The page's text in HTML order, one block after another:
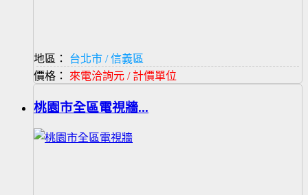
地區：
台北市 / 信義區
價格： 來電洽詢元 / 計價單位
桃園市全區電視牆...